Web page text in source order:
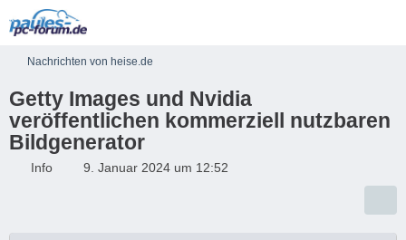
Nachrichten von heise.de
Getty Images und Nvidia
veröffentlichen kommerziell nutzbaren
Bildgenerator
Info 9. Januar 2024 um 12:52